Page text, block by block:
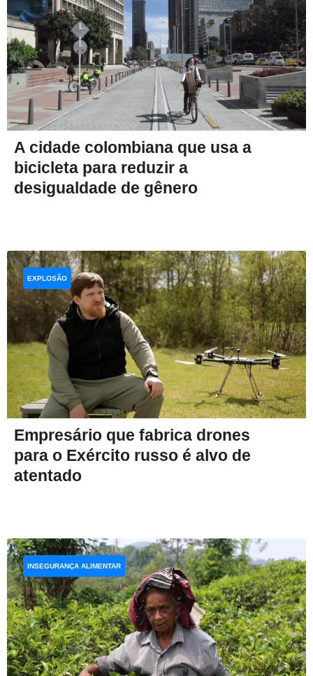
A cidade colombiana que usa a
bicicleta para reduzir a
desigualdade de gênero
Empresário que fabrica drones
para o Exército russo é alvo de
atentado
EXPLOSÃO
INSEGURANÇA ALIMENTAR